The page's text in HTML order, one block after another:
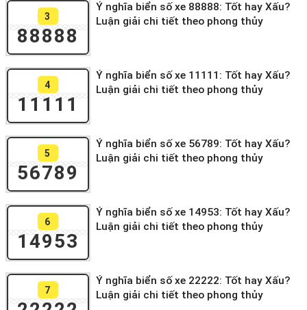
3
88888
Ý nghĩa biển số xe 88888: Tốt hay Xấu?
Luận giải chi tiết theo phong thủy
4
11111
Ý nghĩa biển số xe 11111: Tốt hay Xấu?
Luận giải chi tiết theo phong thủy
5
56789
Ý nghĩa biển số xe 56789: Tốt hay Xấu?
Luận giải chi tiết theo phong thủy
6
14953
Ý nghĩa biển số xe 14953: Tốt hay Xấu?
Luận giải chi tiết theo phong thủy
7
Ý nghĩa biển số xe 22222: Tốt hay Xấu?
Luận giải chi tiết theo phong thủy